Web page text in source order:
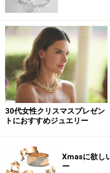
30代女性クリスマスプレゼン
トにおすすめジュエリー
Xmasに欲し
ー